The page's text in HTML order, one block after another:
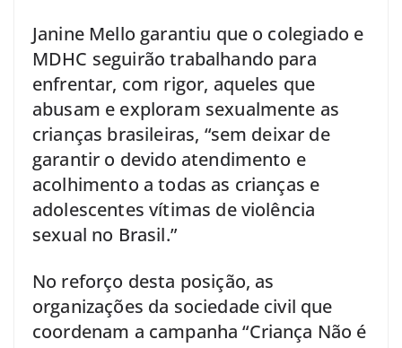
Janine Mello garantiu que o colegiado e
MDHC seguirão trabalhando para
enfrentar, com rigor, aqueles que
abusam e exploram sexualmente as
crianças brasileiras, “sem deixar de
garantir o devido atendimento e
acolhimento a todas as crianças e
adolescentes vítimas de violência
sexual no Brasil.”
No reforço desta posição, as
organizações da sociedade civil que
coordenam a campanha “Criança Não é